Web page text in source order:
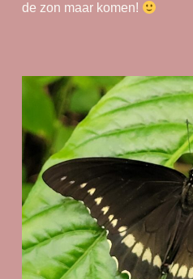
de zon maar komen!